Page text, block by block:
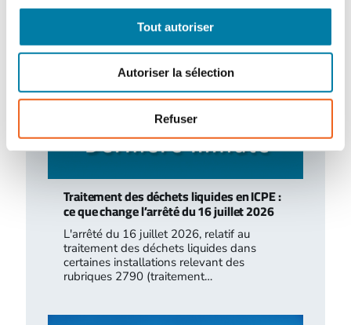
Tout autoriser
Autoriser la sélection
Refuser
Traitement des déchets liquides en ICPE :
ce que change l’arrêté du 16 juillet 2026
L'arrêté du 16 juillet 2026, relatif au
traitement des déchets liquides dans
certaines installations relevant des
rubriques 2790 (traitement…